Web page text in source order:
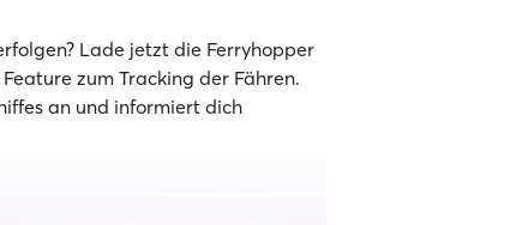
Lade jetzt die Ferryhopper
zum Tracking der Fähren.
an und informiert dich